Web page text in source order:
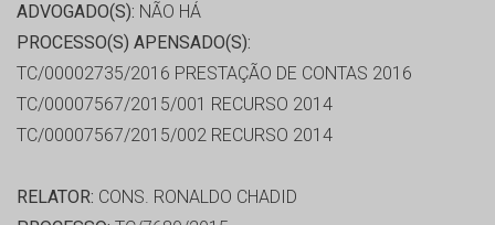
ADVOGADO(S): NÃO HÁ
PROCESSO(S) APENSADO(S):
TC/00002735/2016 PRESTAÇÃO DE CONTAS 2016
TC/00007567/2015/001 RECURSO 2014
TC/00007567/2015/002 RECURSO 2014
RELATOR: CONS. RONALDO CHADID